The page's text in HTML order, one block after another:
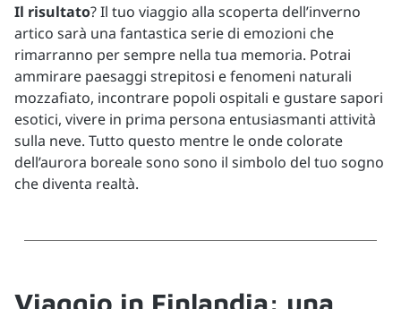
Il risultato? Il tuo viaggio alla scoperta dell’inverno
artico sarà una fantastica serie di emozioni che
rimarranno per sempre nella tua memoria. Potrai
ammirare paesaggi strepitosi e fenomeni naturali
mozzafiato, incontrare popoli ospitali e gustare sapori
esotici, vivere in prima persona entusiasmanti attività
sulla neve. Tutto questo mentre le onde colorate
dell’aurora boreale sono sono il simbolo del tuo sogno
che diventa realtà.
Viaggio in Finlandia: una